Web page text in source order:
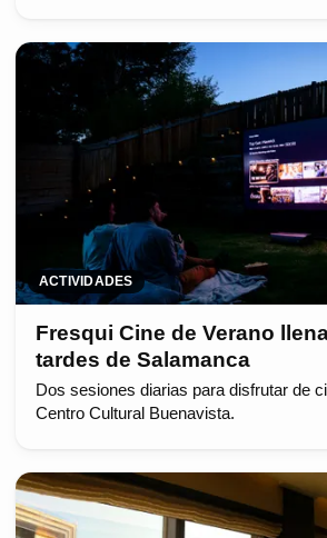
ACTIVIDADES
Fresqui Cine de Verano
tardes de Salamanca
Dos sesiones diarias para disfrutar de
Centro Cultural Buenavista.